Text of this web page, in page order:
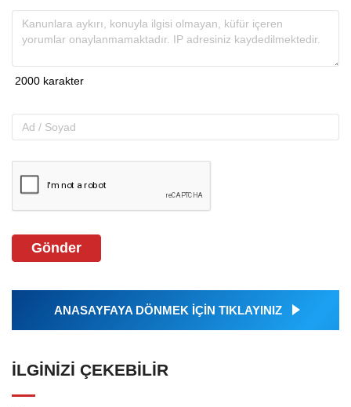
Gönder
ANASAYFAYA DÖNMEK İÇİN TIKLAYINIZ
İLGINIZI ÇEKEBILIR